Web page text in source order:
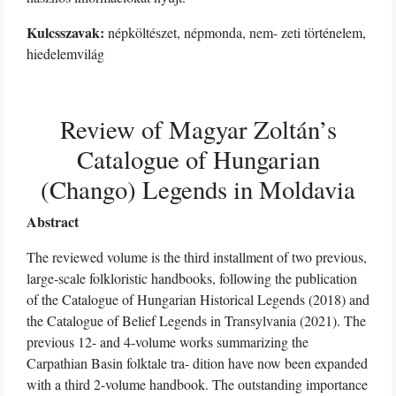
Kulcsszavak: népköltészet, népmonda, nem- zeti történelem,
hiedelemvilág
Review of Magyar Zoltán’s
Catalogue of Hungarian
(Chango) Legends in Moldavia
Abstract
The reviewed volume is the third installment of two previous,
large-scale folkloristic handbooks, following the publication
of the Catalogue of Hungarian Historical Legends (2018) and
the Catalogue of Belief Legends in Transylvania (2021). The
previous 12- and 4-volume works summarizing the
Carpathian Basin folktale tra- dition have now been expanded
with a third 2-volume handbook. The outstanding importance